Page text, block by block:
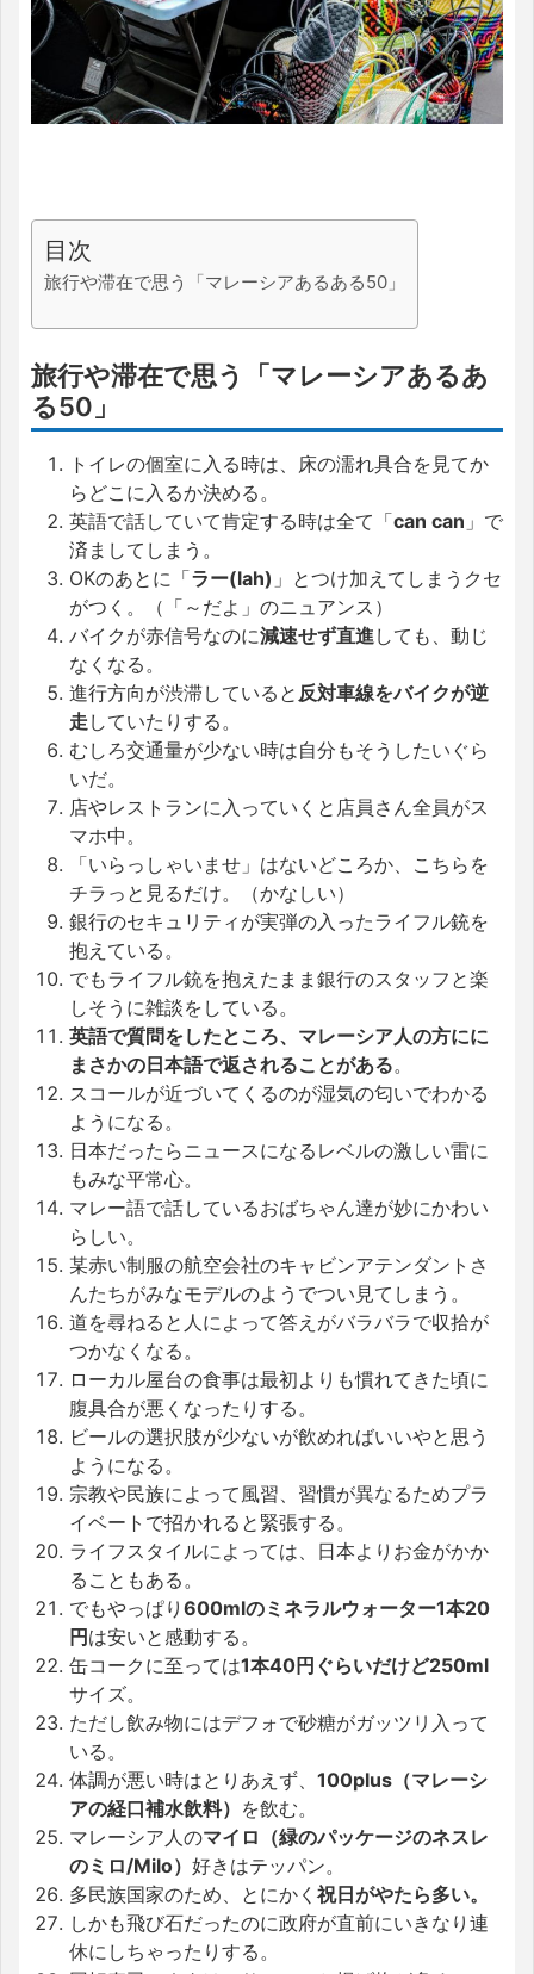
目次
旅行や滞在で思う「マレーシアあるある50」
旅行や滞在で思う「マレーシアあるあ
る50」
トイレの個室に入る時は、床の濡れ具合を見てか
らどこに入るか決める。
英語で話していて肯定する時は全て「can can 」で
済ましてしまう。
OKのあとに「ラー(lah) 」とつけ加えてしまうクセ
がつく。（「～だよ」のニュアンス）
バイクが赤信号なのに減速せず直進 しても、動じ
なくなる。
進行方向が渋滞していると 反対車線をバイクが逆
走 していたりする。
むしろ交通量が少ない時は自分もそうしたいぐら
いだ。
店やレストランに入っていくと店員さん全員がス
マホ中。
「いらっしゃいませ」はないどころか、こちらを
チラっと見るだけ。（かなしい）
銀行のセキュリティが実弾の入ったライフル銃を
抱えている。
でもライフル銃を抱えたまま銀行のスタッフと楽
しそうに雑談をしている。
英語で質問をしたところ、マレーシア人の方にに
まさかの日本語で返されることがある。
スコールが近づいてくるのが湿気の匂いでわかる
ようになる。
日本だったらニュースになるレベルの激しい雷に
もみな平常心。
マレー語で話しているおばちゃん達が妙にかわい
らしい。
某赤い制服の航空会社のキャビンアテンダントさ
んたちがみなモデルのようでつい見てしまう。
道を尋ねると人によって答えがバラバラで収拾が
つかなくなる。
ローカル屋台の食事は最初よりも慣れてきた頃に
腹具合が悪くなったりする。
ビールの選択肢が少ないが飲めればいいやと思う
ようになる。
宗教や民族によって風習、習慣が異なるためプラ
イベートで招かれると緊張する。
ライフスタイルによっては、日本よりお金がかか
ることもある。
でもやっぱり 600mlのミネラルウォーター1本20
円は安いと感動する。
缶コークに至っては1本40円ぐらいだけど250ml
サイズ。
ただし飲み物にはデフォで砂糖がガッツリ入って
いる。
体調が悪い時はとりあえず、 100plus（マレーシ
アの経口補水飲料） を飲む。
マレーシア人のマイロ（緑のパッケージのネスレ
のミロ/Milo） 好きはテッパン。
多民族国家のため、とにかく 祝日がやたら多い。
しかも飛び石だったのに政府が直前にいきなり連
休にしちゃったりする。